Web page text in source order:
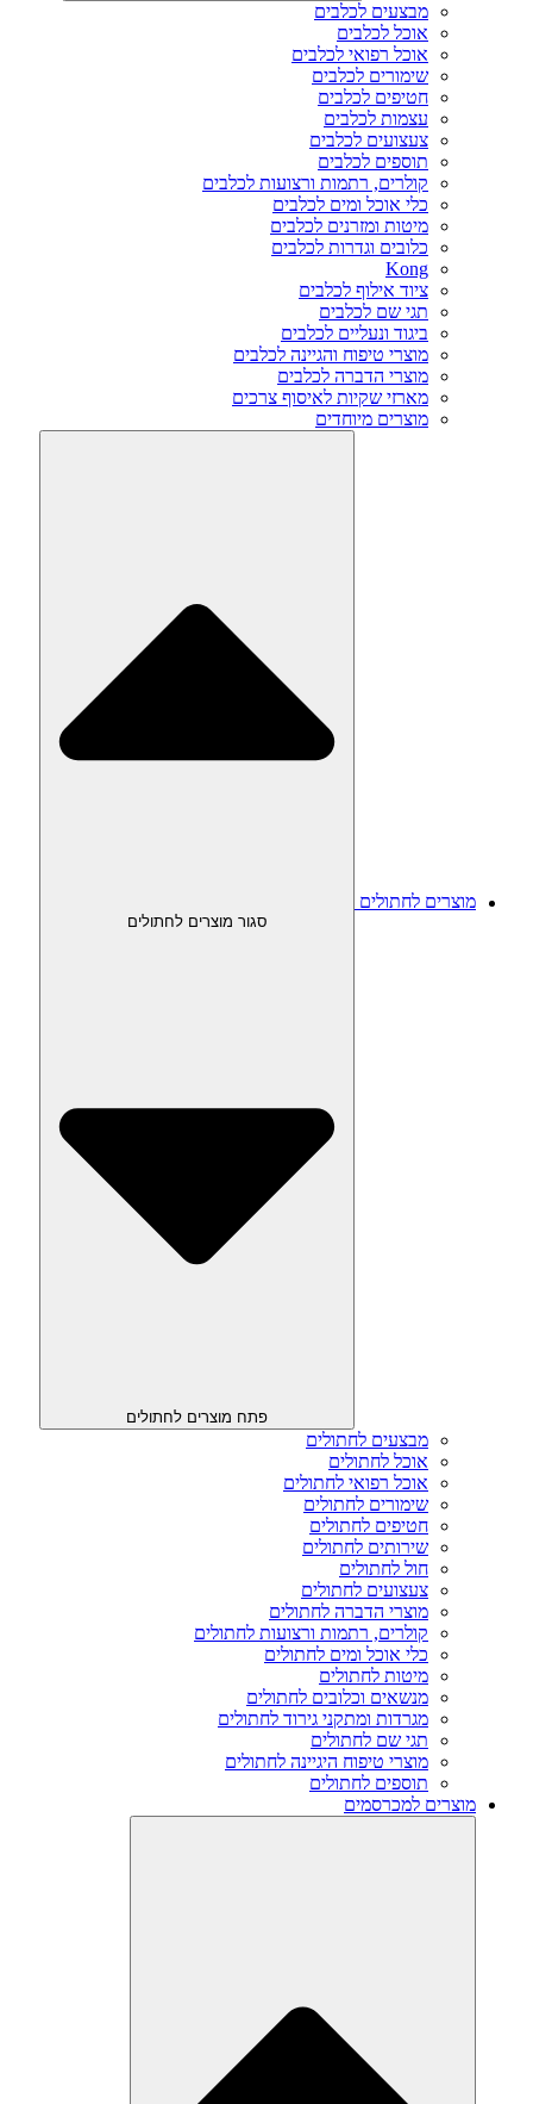
מבצעים לכלבים
אוכל לכלבים
אוכל רפואי לכלבים
שימורים לכלבים
חטיפים לכלבים
עצמות לכלבים
צעצועים לכלבים
תוספים לכלבים
קולרים, רתמות ורצועות לכלבים
כלי אוכל ומים לכלבים
מיטות ומזרנים לכלבים
כלובים וגדרות לכלבים
Kong
ציוד אילוף לכלבים
תגי שם לכלבים
ביגוד ונעליים לכלבים
מוצרי טיפוח והגיינה לכלבים
מוצרי הדברה לכלבים
מארזי שקיות לאיסוף צרכים
מוצרים מיוחדים
מוצרים לחתולים
סגור מוצרים לחתולים
פתח מוצרים לחתולים
מבצעים לחתולים
אוכל לחתולים
אוכל רפואי לחתולים
שימורים לחתולים
חטיפים לחתולים
שירותים לחתולים
חול לחתולים
צעצועים לחתולים
מוצרי הדברה לחתולים
קולרים, רתמות ורצועות לחתולים
כלי אוכל ומים לחתולים
מיטות לחתולים
מנשאים וכלובים לחתולים
מגרדות ומתקני גירוד לחתולים
תגי שם לחתולים
מוצרי טיפוח היגיינה לחתולים
תוספים לחתולים
מוצרים למכרסמים